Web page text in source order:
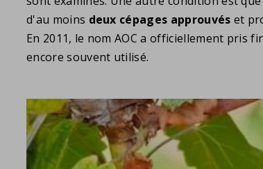
d'au moins deux cépages approuvés et
En 2011, le nom AOC a officiellement pris
encore souvent utilisé.